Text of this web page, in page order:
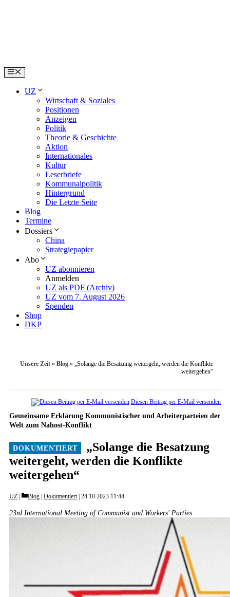
Menu
UZ
Wirtschaft & Soziales
Positionen
Anzeigen
Politik
Theorie & Geschichte
Aktion
Internationales
Kultur
Leserbriefe
Kommunalpolitik
Hintergrund
Die Letzte Seite
Blog
Termine
Dossiers
China
Strategiepapier
Abo
UZ abonnieren
Anmelden
UZ als PDF (Archiv)
UZ vom 7. August 2026
Spenden
Shop
DKP
Unsere Zeit » Blog » „Solange die Besatzung weitergeht, werden die Konflikte
weitergehen“
Diesen Beitrag per E-Mail versenden
Gemeinsame Erklärung Kommunistischer und Arbeiterparteien der
Welt zum Nahost-Konflikt
„Solange die Besatzung
weitergeht, werden die Konflikte
weitergehen“
UZ Categories
Blog Dokumentiert 24.10.2023 11:44
23rd International Meeting of Communist and Workers' Parties